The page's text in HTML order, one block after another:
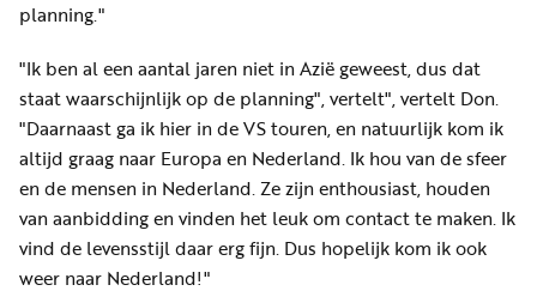
planning."
"Ik ben al een aantal jaren niet in Azië geweest, dus dat
staat waarschijnlijk op de planning", vertelt", vertelt Don.
"Daarnaast ga ik hier in de VS touren, en natuurlijk kom ik
altijd graag naar Europa en Nederland. Ik hou van de sfeer
en de mensen in Nederland. Ze zijn enthousiast, houden
van aanbidding en vinden het leuk om contact te maken. Ik
vind de levensstijl daar erg fijn. Dus hopelijk kom ik ook
weer naar Nederland!"